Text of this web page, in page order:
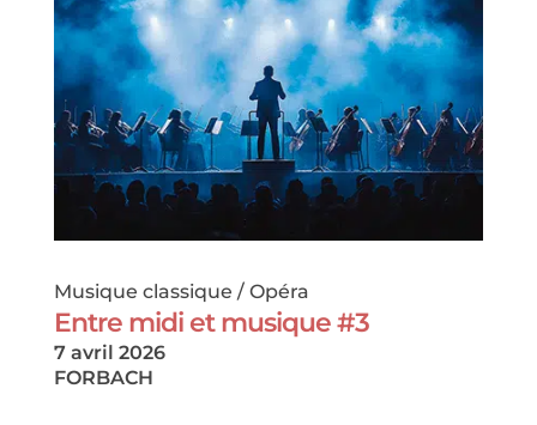
Musique classique / Opéra
Entre midi et musique #3
7 avril 2026
FORBACH